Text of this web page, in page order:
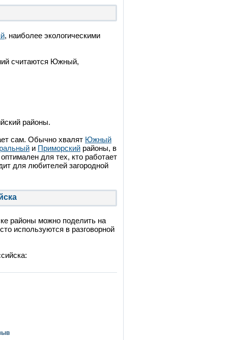
, наиболее экологическими
считаются Южный,
районы.
сам. Обычно хвалят Южный
и Приморский районы, в
оптимален для тех, кто работает
для любителей загородной
районы можно поделить на
используются в разговорной